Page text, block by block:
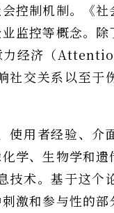
控制机制。《
监控等概念。
力经济（
社交关系以至于
使用者经验、介
学、生物学和
技术。基于这个
激和参与性的